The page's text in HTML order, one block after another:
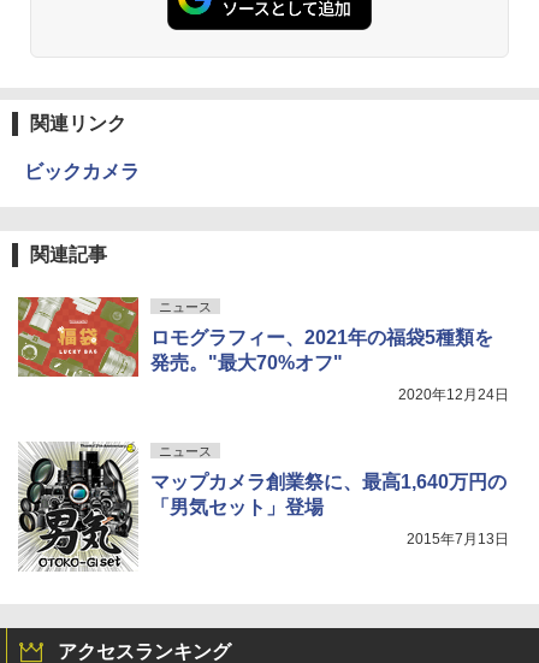
関連リンク
ビックカメラ
関連記事
ニュース
ロモグラフィー、2021年の福袋5種類を
発売。"最大70%オフ"
2020年12月24日
ニュース
マップカメラ創業祭に、最高1,640万円の
「男気セット」登場
2015年7月13日
アクセスランキング